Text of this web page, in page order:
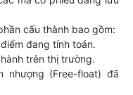
cấu thành bao gồm:
đang tính toán.
trên thị trường.
(Free-float) đã